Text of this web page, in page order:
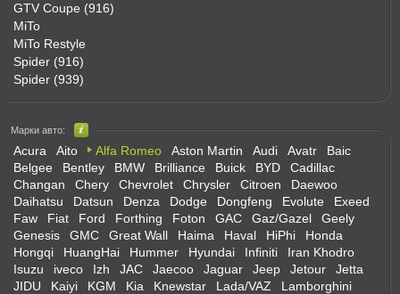
GTV Coupe (916)
MiTo
MiTo Restyle
Spider (916)
Spider (939)
Марки авто:
Acura Aito Alfa Romeo Aston Martin Audi Avatr
Baic
Belgee
Bentley BMW Brilliance Buick BYD
Cadillac
Changan
Chery Chevrolet Chrysler Citroen
Daewoo
Daihatsu
Datsun Denza Dodge Dongfeng Evolute
Exeed
Faw
Fiat Ford Forthing Foton GAC Gaz/Gazel
Geely
Genesis
GMC Great Wall Haima Haval HiPhi
Honda
Hongqi
HuangHai Hummer Hyundai Infiniti
Iran Khodro
Isuzu
iveco Izh JAC Jaecoo Jaguar Jeep Jetour
Jetta
JIDU
Kaiyi KGM Kia Knewstar Lada/VAZ
Lamborghini